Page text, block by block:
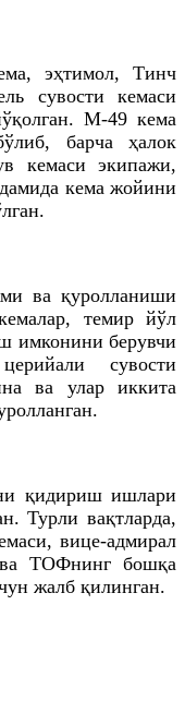
эҳтимол, Тинч
сувости кемаси
М-49 кема
барча ҳалок
кемаси экипажи,
кема жойини
ва қуролланиши
темир йўл
имконини берувчи
сувости
ва улар иккита
қидириш ишлари
Турли вақтларда,
вице-адмирал
ва ТОФнинг бошқа
жалб қилинган.